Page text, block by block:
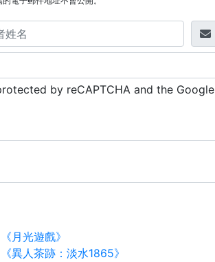
by reCAPTCHA and the Google
月光遊戲》
異人茶跡：淡水1865》